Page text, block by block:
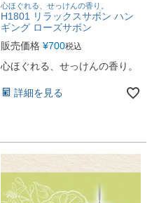
心ほぐれる、せっけんの香り。
H1801 リラックスサボン ハン
ギング ローズサボン
販売価格 ¥700税込
心ほぐれる、せっけんの香り。
詳細を見る